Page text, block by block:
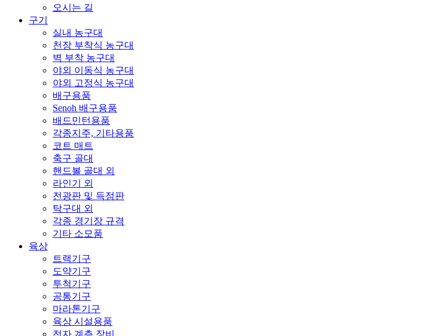
오시는 길
구기
실내 농구대
천장 부착식 농구대
벽 부착 농구대
야외 이동식 농구대
야외 고정식 농구대
배구용품
Senoh 배구용품
배드민턴용품
각종지주, 기타용품
코트 매트
축구 골대
핸드볼 골대 외
라인기 외
전광판 및 득점판
탁구대 외
각종 경기장 규격
기타 소모품
육상
트랙기구
도약기구
투척기구
공통기구
마라톤기구
육상 시설용품
전자 계측 장비